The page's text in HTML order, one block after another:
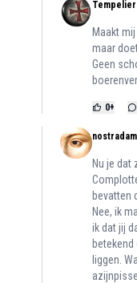
Tempelier
Maakt
maar
Geen
0+
Nu je dat
bevatten
Nee, ik
ik dat jij
liggen.